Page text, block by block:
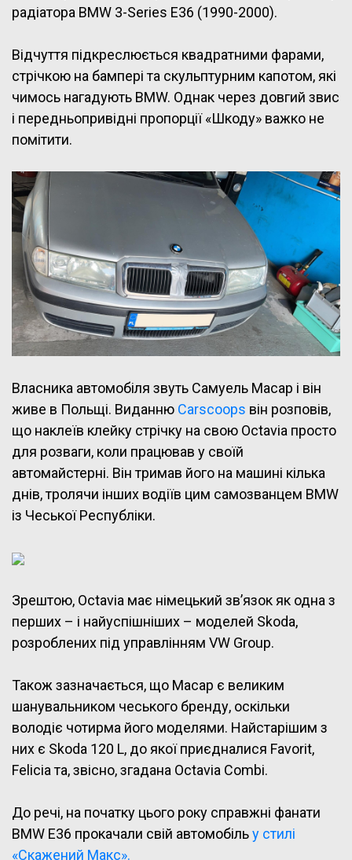
радіатора BMW 3-Series E36 (1990-2000).
Відчуття підкреслюється квадратними фарами,
стрічкою на бампері та скульптурним капотом, які
чимось нагадують BMW. Однак через довгий звис
і передньопривідні пропорції «Шкоду» важко не
помітити.
Власника автомобіля звуть Самуель Масар і він
живе в Польщі. Виданню Carscoops він розповів,
що наклеїв клейку стрічку на свою Octavia просто
для розваги, коли працював у своїй
автомайстерні. Він тримав його на машині кілька
днів, тролячи інших водіїв цим самозванцем BMW
із Чеської Республіки.
Зрештою, Octavia має німецький зв’язок як одна з
перших – і найуспішніших – моделей Skoda,
розроблених під управлінням VW Group.
Також зазначається, що Масар є великим
шанувальником чеського бренду, оскільки
володіє чотирма його моделями. Найстарішим з
них є Skoda 120 L, до якої приєдналися Favorit,
Felicia та, звісно, згадана Octavia Combi.
До речі, на початку цього року справжні фанати
BMW E36 прокачали свій автомобільу стилі
«Скажений Макс».